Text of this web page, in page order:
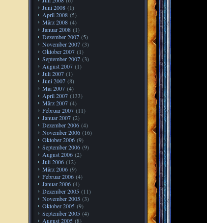
Juni 2008 (1)
April 2008 (5)
März 2008 (4)
Januar 2008 (1)
Dezember 2007 (5)
November 2007 (3)
Oktober 2007 (1)
September 2007 (3)
August 2007 (1)
Juli 2007 (1)
Juni 2007 (8)
Mai 2007 (4)
April 2007 (133)
März 2007 (4)
Februar 2007 (11)
Januar 2007 (2)
Dezember 2006 (4)
November 2006 (16)
Oktober 2006 (9)
September 2006 (9)
August 2006 (2)
Juli 2006 (12)
März 2006 (9)
Februar 2006 (4)
Januar 2006 (4)
Dezember 2005 (11)
November 2005 (3)
Oktober 2005 (9)
September 2005 (4)
August 2005 (8)